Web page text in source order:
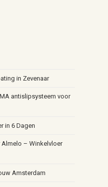
in Zevenaar
antislipsysteem voor
in 6 Dagen
– Winkelvloer
Amsterdam